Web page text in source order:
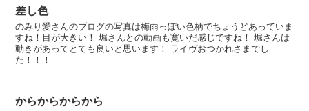
差し色
のみり愛さんのブログの写真は梅雨っぽい色柄でちょうどあっていま
すね！目が大きい！ 堀さんとの動画も寛いだ感じですね！ 堀さんは
動きがあってとても良いと思います！ ライヴおつかれさまでし
た！！！
からからからから